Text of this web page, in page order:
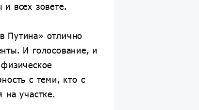
всех зовете.
Путина» отлично
И голосование, и
с теми, кто с
на участке.